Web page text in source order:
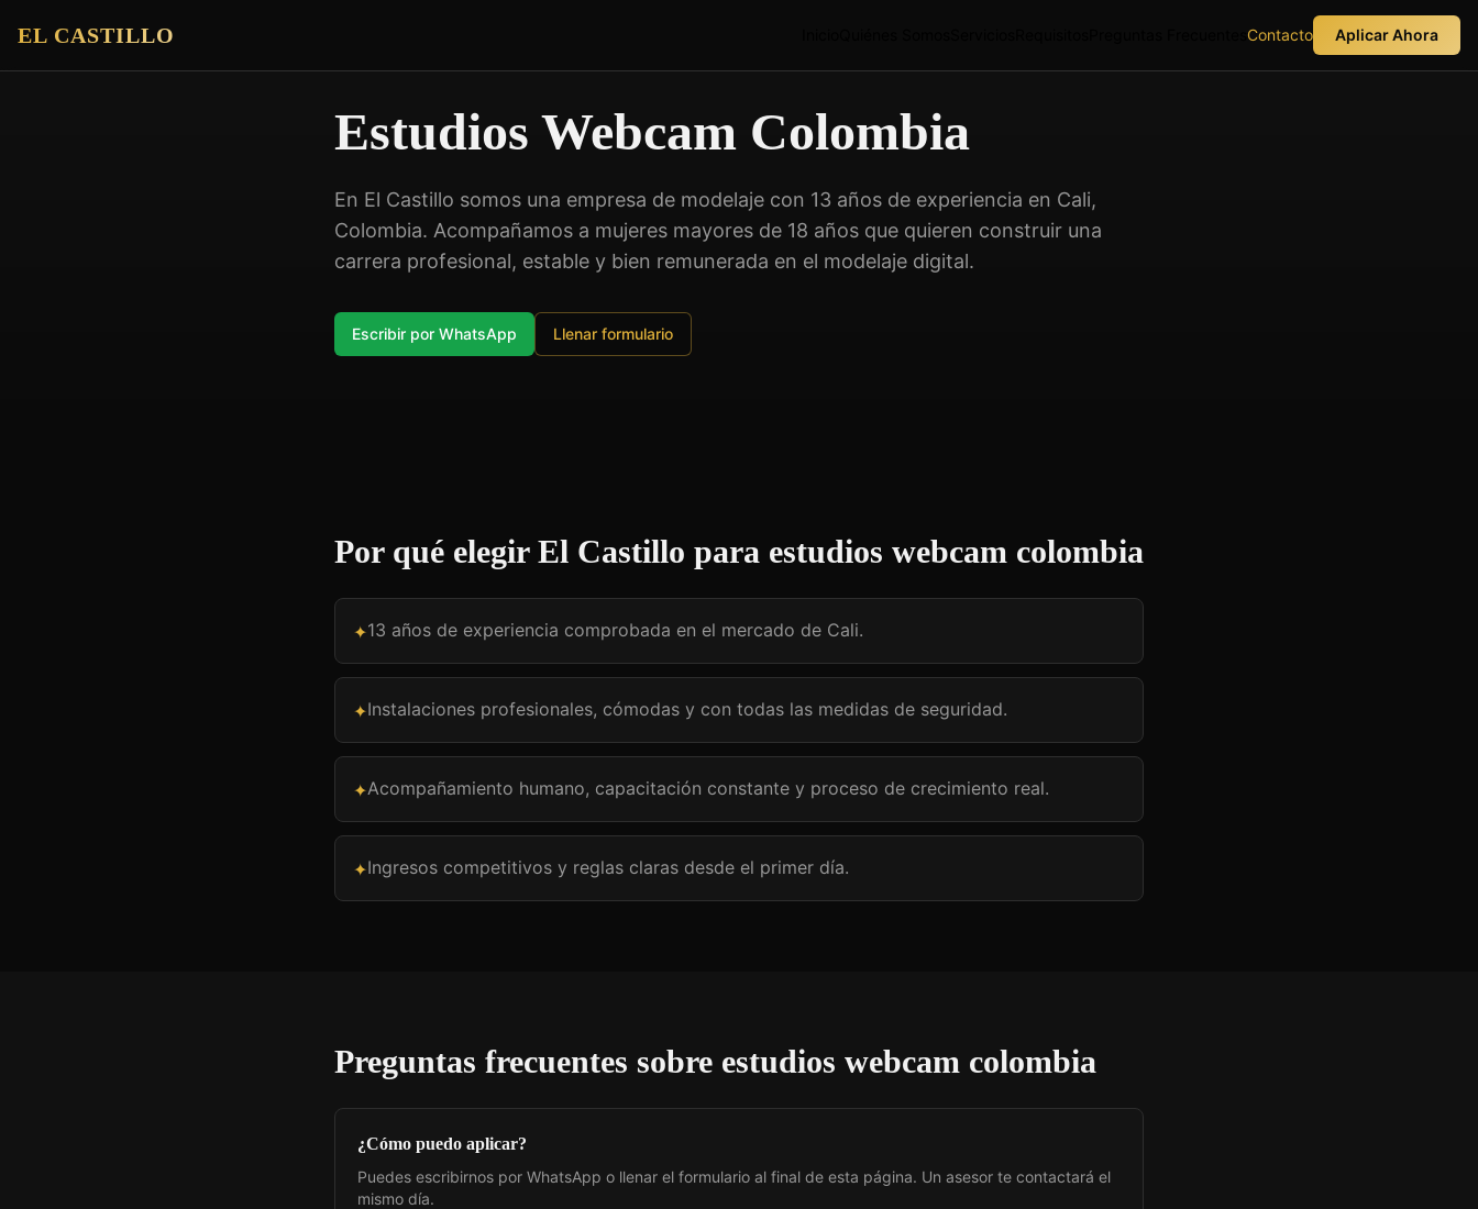
EL CASTILLO Contacto Aplicar Ahora
Estudios Webcam Colombia
En El Castillo somos una empresa de modelaje con 13 años de experiencia en Cali,
Colombia. Acompañamos a mujeres mayores de 18 años que quieren construir una
carrera profesional, estable y bien remunerada en el modelaje digital.
Escribir por WhatsApp Llenar formulario
Por qué elegir El Castillo para estudios webcam colombia
✦13 años de experiencia comprobada en el mercado de Cali.
✦Instalaciones profesionales, cómodas y con todas las medidas de seguridad.
✦Acompañamiento humano, capacitación constante y proceso de crecimiento real.
✦Ingresos competitivos y reglas claras desde el primer día.
Preguntas frecuentes sobre estudios webcam colombia
¿Cómo puedo aplicar?
Puedes escribirnos por WhatsApp o llenar el formulario al final de esta página. Un asesor te contactará el
mismo día.